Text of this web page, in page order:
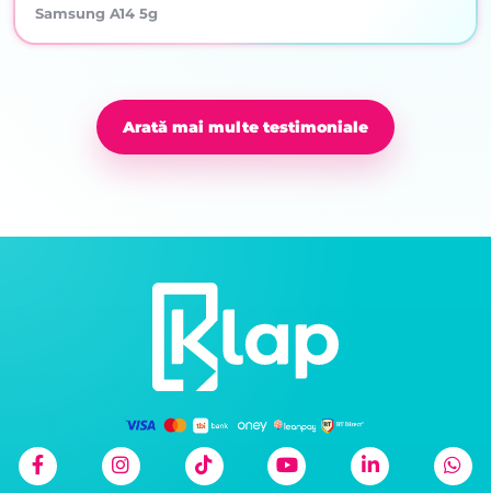
Samsung A14 5g
Arată mai multe testimoniale